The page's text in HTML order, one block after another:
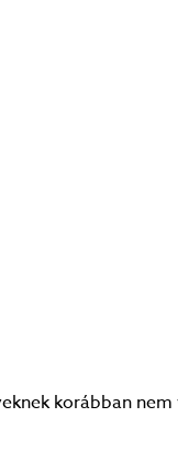
korábban